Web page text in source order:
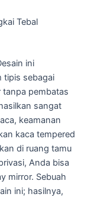
Tebal
ini
tipis sebagai
tanpa pembatas
sangat
keamanan
kaca tempered
di ruang tamu
Anda bisa
mirror. Sebuah
ini; hasilnya,